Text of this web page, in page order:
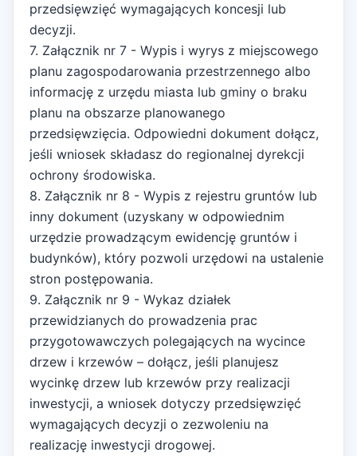
przedsięwzięć wymagających koncesji lub
decyzji.
7. Załącznik nr 7 - Wypis i wyrys z miejscowego
planu zagospodarowania przestrzennego albo
informację z urzędu miasta lub gminy o braku
planu na obszarze planowanego
przedsięwzięcia. Odpowiedni dokument dołącz,
jeśli wniosek składasz do regionalnej dyrekcji
ochrony środowiska.
8. Załącznik nr 8 - Wypis z rejestru gruntów lub
inny dokument (uzyskany w odpowiednim
urzędzie prowadzącym ewidencję gruntów i
budynków), który pozwoli urzędowi na ustalenie
stron postępowania.
9. Załącznik nr 9 - Wykaz działek
przewidzianych do prowadzenia prac
przygotowawczych polegających na wycince
drzew i krzewów – dołącz, jeśli planujesz
wycinkę drzew lub krzewów przy realizacji
inwestycji, a wniosek dotyczy przedsięwzięć
wymagających decyzji o zezwoleniu na
realizację inwestycji drogowej.